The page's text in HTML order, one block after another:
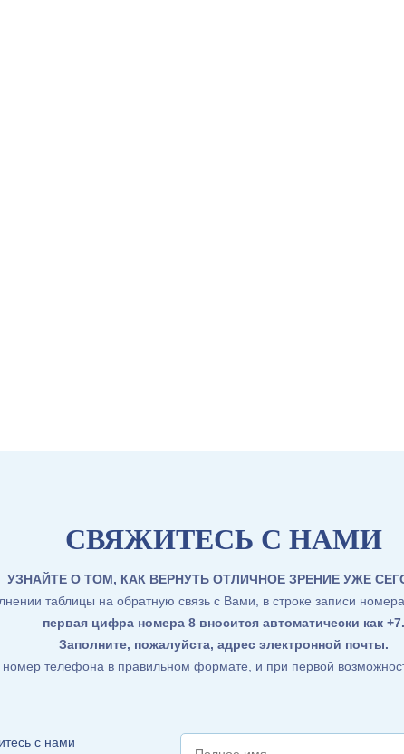
СВЯЖИТЕСЬ С НАМИ
УЗНАЙТЕ О ТОМ, КАК ВЕРНУТЬ ОТЛИЧНОЕ ЗРЕНИЕ УЖЕ
таблицы на обратную связь с Вами, в строке записи
первая цифра номера 8 вносится автоматически как +7.
Заполните, пожалуйста, адрес электронной почты.
номер телефона в правильном формате, и при первой